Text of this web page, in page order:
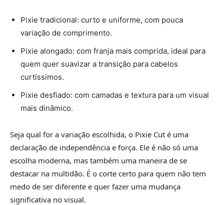
Pixie tradicional: curto e uniforme, com pouca
variação de comprimento.
Pixie alongado: com franja mais comprida, ideal para
quem quer suavizar a transição para cabelos
curtíssimos.
Pixie desfiado: com camadas e textura para um visual
mais dinâmico.
Seja qual for a variação escolhida, o Pixie Cut é uma
declaração de independência e força. Ele é não só uma
escolha moderna, mas também uma maneira de se
destacar na multidão. É o corte certo para quem não tem
medo de ser diferente e quer fazer uma mudança
significativa no visual.